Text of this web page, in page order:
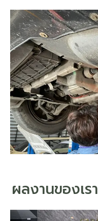
ผลงานของเรา